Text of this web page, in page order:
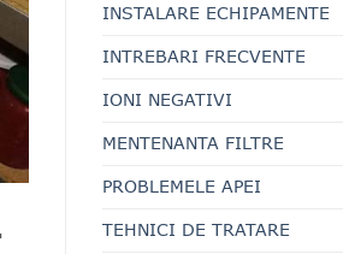
INSTALARE ECHIPAMENTE
INTREBARI FRECVENTE
IONI NEGATIVI
MENTENANTA FILTRE
PROBLEMELE APEI
TEHNICI DE TRATARE